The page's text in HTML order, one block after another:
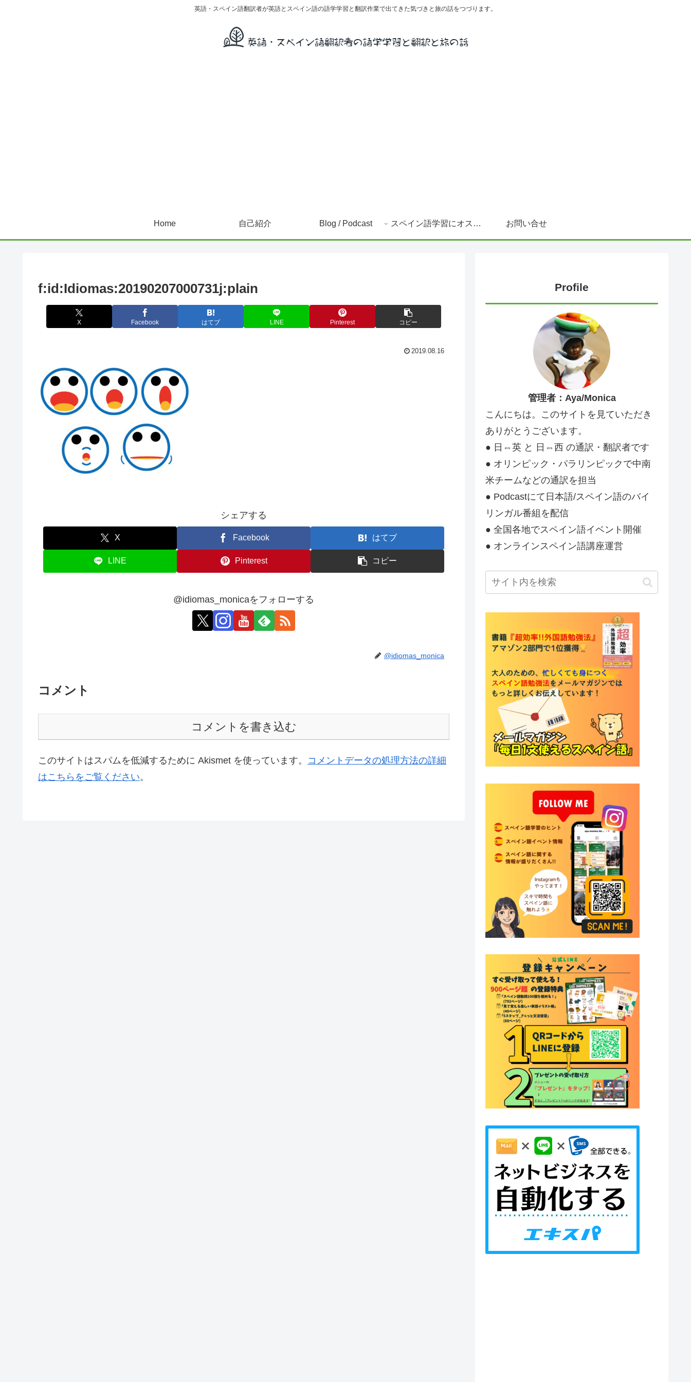
英語・スペイン語翻訳者が英語とスペイン語の語学学習と翻訳作業で出てきた気づきと旅の話をつづります。
Home 自己紹介 Blog / Podcast スペイン語学習にオススメ書籍(文法～DELE対策まで) お問い合せ
f:id:Idiomas:20190207000731j:plain
X Facebook はてブ LINE Pinterest コピー
2019.08.16
シェアする
X Facebook はてブ
LINE Pinterest コピー
@idiomas_monicaをフォローする
@idiomas_monica
コメント
コメントを書き込む
このサイトはスパムを低減するために Akismet を使っています。 コメントデータの処理方法の詳細
はこちらをご覧ください。
Profile
管理者：Aya/Monica
こんにちは。このサイトを見ていただき
ありがとうございます。
● 日⇔英 と 日⇔西 の通訳・翻訳者です
● オリンピック・パラリンピックで中南
米チームなどの通訳を担当
● Podcastにて日本語/スペイン語のバイ
リンガル番組を配信
● 全国各地でスペイン語イベント開催
● オンラインスペイン語講座運営